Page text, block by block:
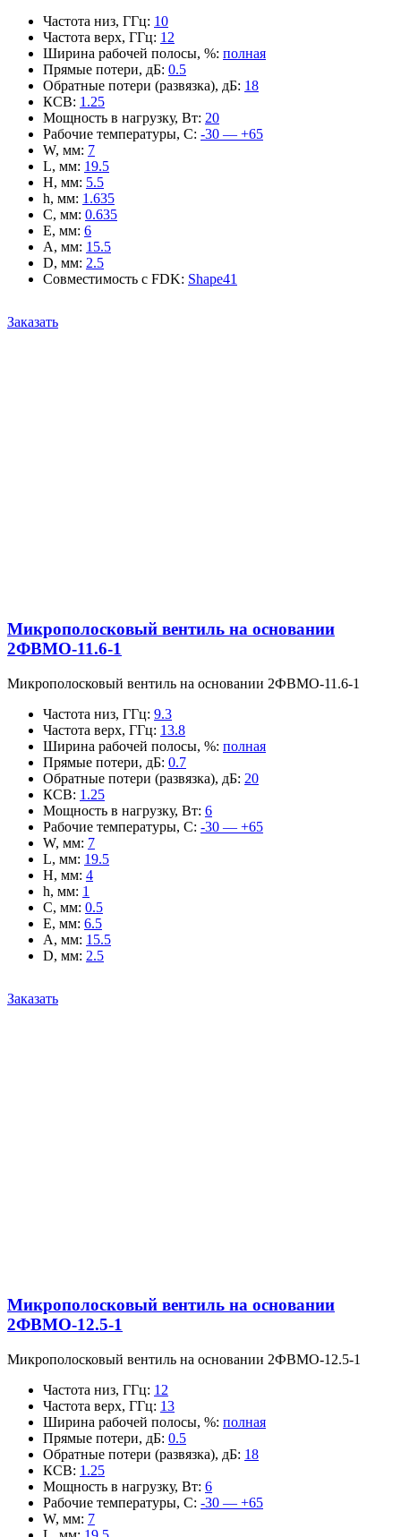
Частота низ, ГГц: 10
Частота верх, ГГц: 12
Ширина рабочей полосы, %: полная
Прямые потери, дБ: 0.5
Обратные потери (развязка), дБ: 18
КСВ: 1.25
Мощность в нагрузку, Вт: 20
Рабочие температуры, С: -30 — +65
W, мм: 7
L, мм: 19.5
H, мм: 5.5
h, мм: 1.635
C, мм: 0.635
E, мм: 6
A, мм: 15.5
D, мм: 2.5
Совместимость с FDK: Shape41
Заказать
Микрополосковый вентиль на основании
2ФВМO-11.6-1
Микрополосковый вентиль на основании 2ФВМO-11.6-1
Частота низ, ГГц: 9.3
Частота верх, ГГц: 13.8
Ширина рабочей полосы, %: полная
Прямые потери, дБ: 0.7
Обратные потери (развязка), дБ: 20
КСВ: 1.25
Мощность в нагрузку, Вт: 6
Рабочие температуры, С: -30 — +65
W, мм: 7
L, мм: 19.5
H, мм: 4
h, мм: 1
C, мм: 0.5
E, мм: 6.5
A, мм: 15.5
D, мм: 2.5
Заказать
Микрополосковый вентиль на основании
2ФВМO-12.5-1
Микрополосковый вентиль на основании 2ФВМO-12.5-1
Частота низ, ГГц: 12
Частота верх, ГГц: 13
Ширина рабочей полосы, %: полная
Прямые потери, дБ: 0.5
Обратные потери (развязка), дБ: 18
КСВ: 1.25
Мощность в нагрузку, Вт: 6
Рабочие температуры, С: -30 — +65
W, мм: 7